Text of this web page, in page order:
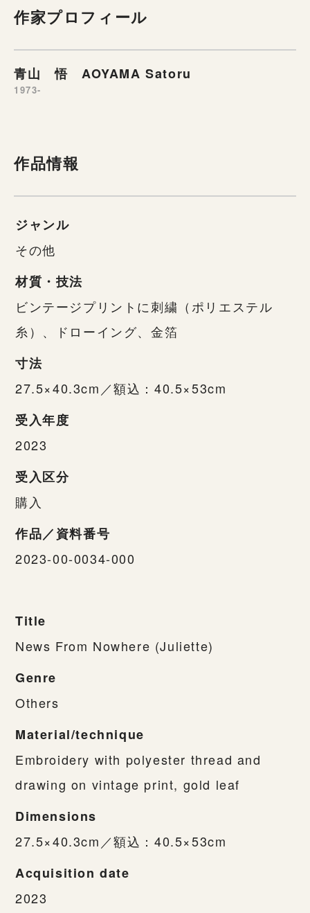
作家プロフィール
青山 悟 AOYAMA Satoru
1973-
作品情報
ジャンル
その他
材質・技法
ビンテージプリントに刺繍（ポリエステル
糸）、ドローイング、金箔
寸法
27.5×40.3cm／額込：40.5×53cm
受入年度
2023
受入区分
購入
作品／資料番号
2023-00-0034-000
Title
News From Nowhere (Juliette)
Genre
Others
Material/technique
Embroidery with polyester thread and
drawing on vintage print, gold leaf
Dimensions
27.5×40.3cm／額込：40.5×53cm
Acquisition date
2023